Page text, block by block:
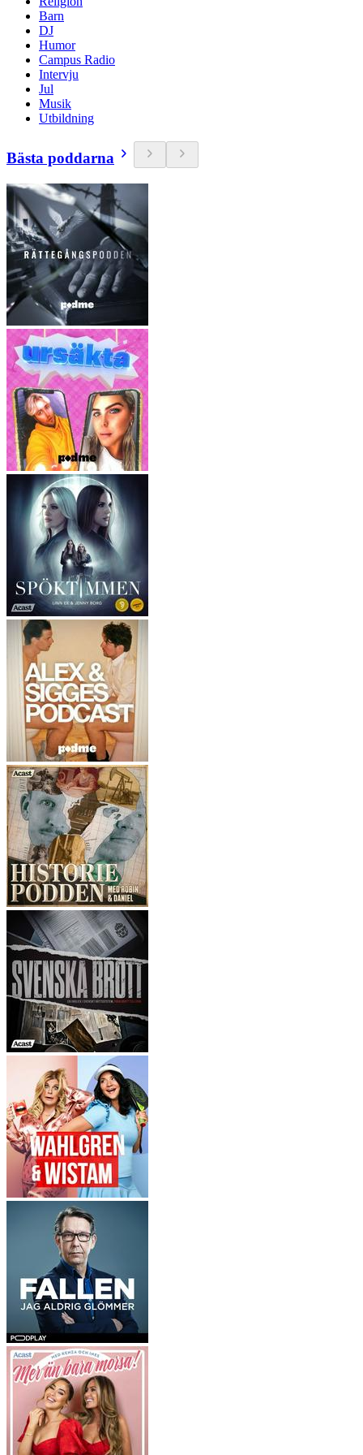
Barn
DJ
Humor
Campus Radio
Intervju
Jul
Musik
Utbildning
Bästa poddarna